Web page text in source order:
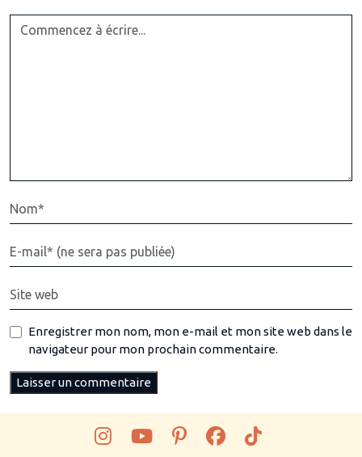
Enregistrer mon nom, mon e-mail et mon site web dans le
navigateur pour mon prochain commentaire.